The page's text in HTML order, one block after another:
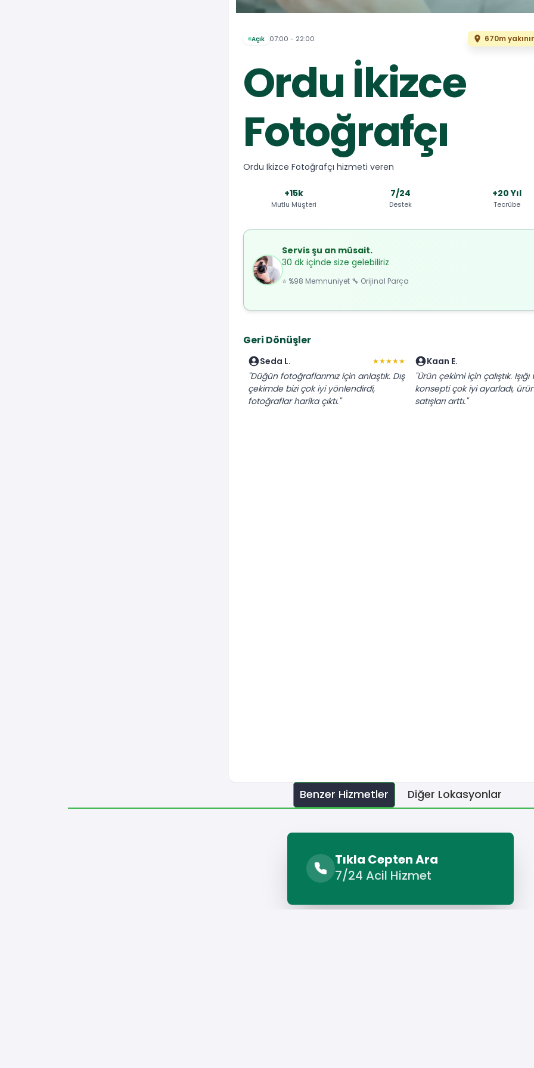
Açık 07:00 - 22:00 670m
Ordu İkizce
Fotoğrafçı
Ordu İkizce Fotoğrafçı hizmeti veren
+15k
Mutlu Müşteri
7/24
Destek
+20 Yıl
Tecrübe
Servis şu an müsait.
30 dk içinde size gelebiliriz
⭐ %98 Memnuniyet 🔧 Orijinal Parça
Geri Dönüşler
Seda L. ★★★★★
"Düğün fotoğraflarımız için anlaştık. Dış
çekimde bizi çok iyi yönlendirdi,
fotoğraflar harika çıktı."
Kaan E.
"Ürün çekimi için çalıştık. Işığı
konsepti çok iyi ayarladı,
satışları arttı."
Tıkla Cepten Ara
7/24 Acil Hizmet
Benzer Hizmetler Diğer Lokasyonlar
İkizce Müzisyen İkizce Organizasyon Şirketi